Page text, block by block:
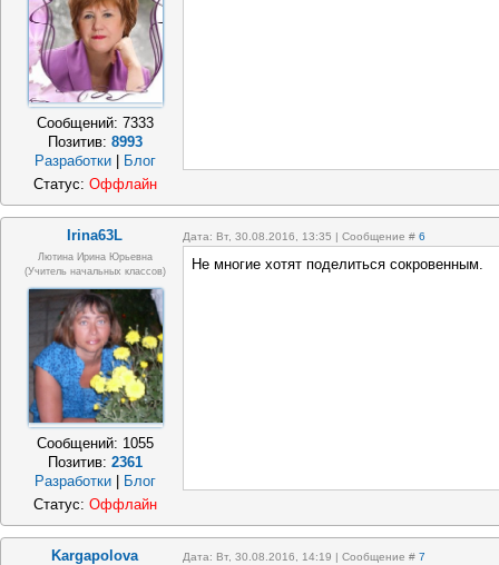
Сообщений: 7333
Позитив: 8993
Разработки
Блог
Статус: Оффлайн
Irina63L Дата: Вт, 30.08.2016, 13:35 | Сообщение # 6
Лютина Ирина Юрьевна
(Учитель начальных классов)
Сообщений: 1055
Позитив: 2361
Разработки | Блог
Не многие хотят поделиться сокровенным.
Статус: Оффлайн
Kargapolova Дата: Вт, 30.08.2016, 14:19 | Сообщение # 7